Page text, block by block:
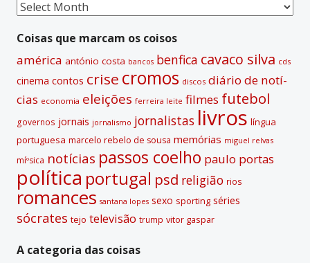
t
i
v
Coisas
Coisas que marcam os coisos
américa antónio costa bancos benfica cavaco silva cds
cinema contos crise cromos discos diário de notí­
cias economia eleições ferreira leite filmes futebol
governos jornais jornalismo jornalistas livros lí­ngua
portuguesa marcelo rebelo de sousa memórias miguel relvas
míºsica notí­cias passos coelho paulo portas
polí­tica portugal psd religião rios
romances santana lopes sexo sporting séries
sócrates tejo televisão trump vitor gaspar
A categoria das coisas